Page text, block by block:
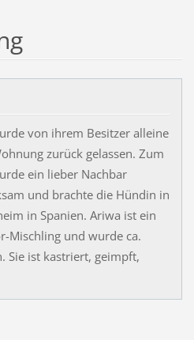
von ihrem Besitzer alleine
zurück gelassen. Zum
ein lieber Nachbar
und brachte die Hündin in
in Spanien. Ariwa ist ein
Mischling und wurde ca.
Sie ist kastriert, geimpft,